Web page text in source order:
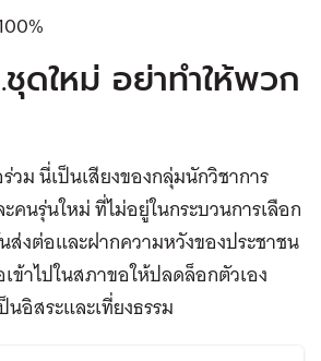
ดใหม่ อย่าทำให้พวก
วม นี่เป็นเสียงของกลุ่มนักวิชาการ
คนรุ่นใหม่ ที่ไม่อยู่ในกระบวนการเลือก
งต่อและฝากความหวังของประชาชน
ข้าไปในสภาขอให้ปลดล็อกตัวเอง
อิสระและเที่ยงธรรม